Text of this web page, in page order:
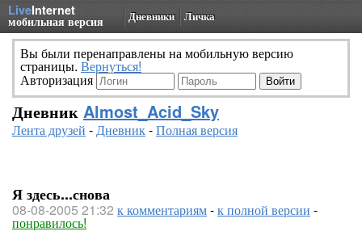
LiveInternet
мобильная версия Дневники Личка
Вы были перенаправлены на мобильную версию
страницы. Вернуться!
Авторизация
Дневник Almost_Acid_Sky
Лента друзей -Дневник-Полная версия
Я здесь...снова
08-08-2005 21:32 к комментариям-к полной версии -
понравилось!